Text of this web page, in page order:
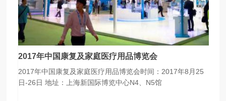
2017年中国康复及家庭医疗用品博览会
2017年中国康复及家庭医疗用品博览会时间：2017年8月25
日-26日 地址：上海新国际博览中心N4、N5馆